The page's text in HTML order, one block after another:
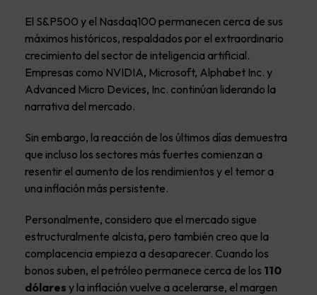
El S&P500 y el Nasdaq100 permanecen cerca de sus
máximos históricos, respaldados por el extraordinario
crecimiento del sector de inteligencia artificial.
Empresas como NVIDIA, Microsoft, Alphabet Inc. y
Advanced Micro Devices, Inc. continúan liderando la
narrativa del mercado.
Sin embargo, la reacción de los últimos días demuestra
que incluso los sectores más fuertes comienzan a
resentir el aumento de los rendimientos y el temor a
una inflación más persistente.
Personalmente, considero que el mercado sigue
estructuralmente alcista, pero también creo que la
complacencia empieza a desaparecer. Cuando los
bonos suben, el petróleo permanece cerca de los 110
dólares y la inflación vuelve a acelerarse, el margen